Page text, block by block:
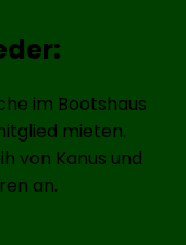
im Bootshaus
mieten.
von Kanus und
an.